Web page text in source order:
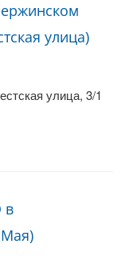
улица)
улица, 3/1
в